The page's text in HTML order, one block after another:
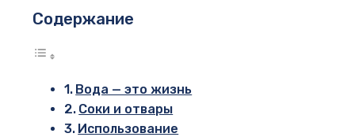
Содержание
Вода — это жизнь
Соки и отвары
Использование